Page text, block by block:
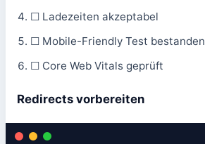
☐ Ladezeiten akzeptabel
☐ Mobile-Friendly Test bestanden
☐ Core Web Vitals geprüft
Redirects vorbereiten